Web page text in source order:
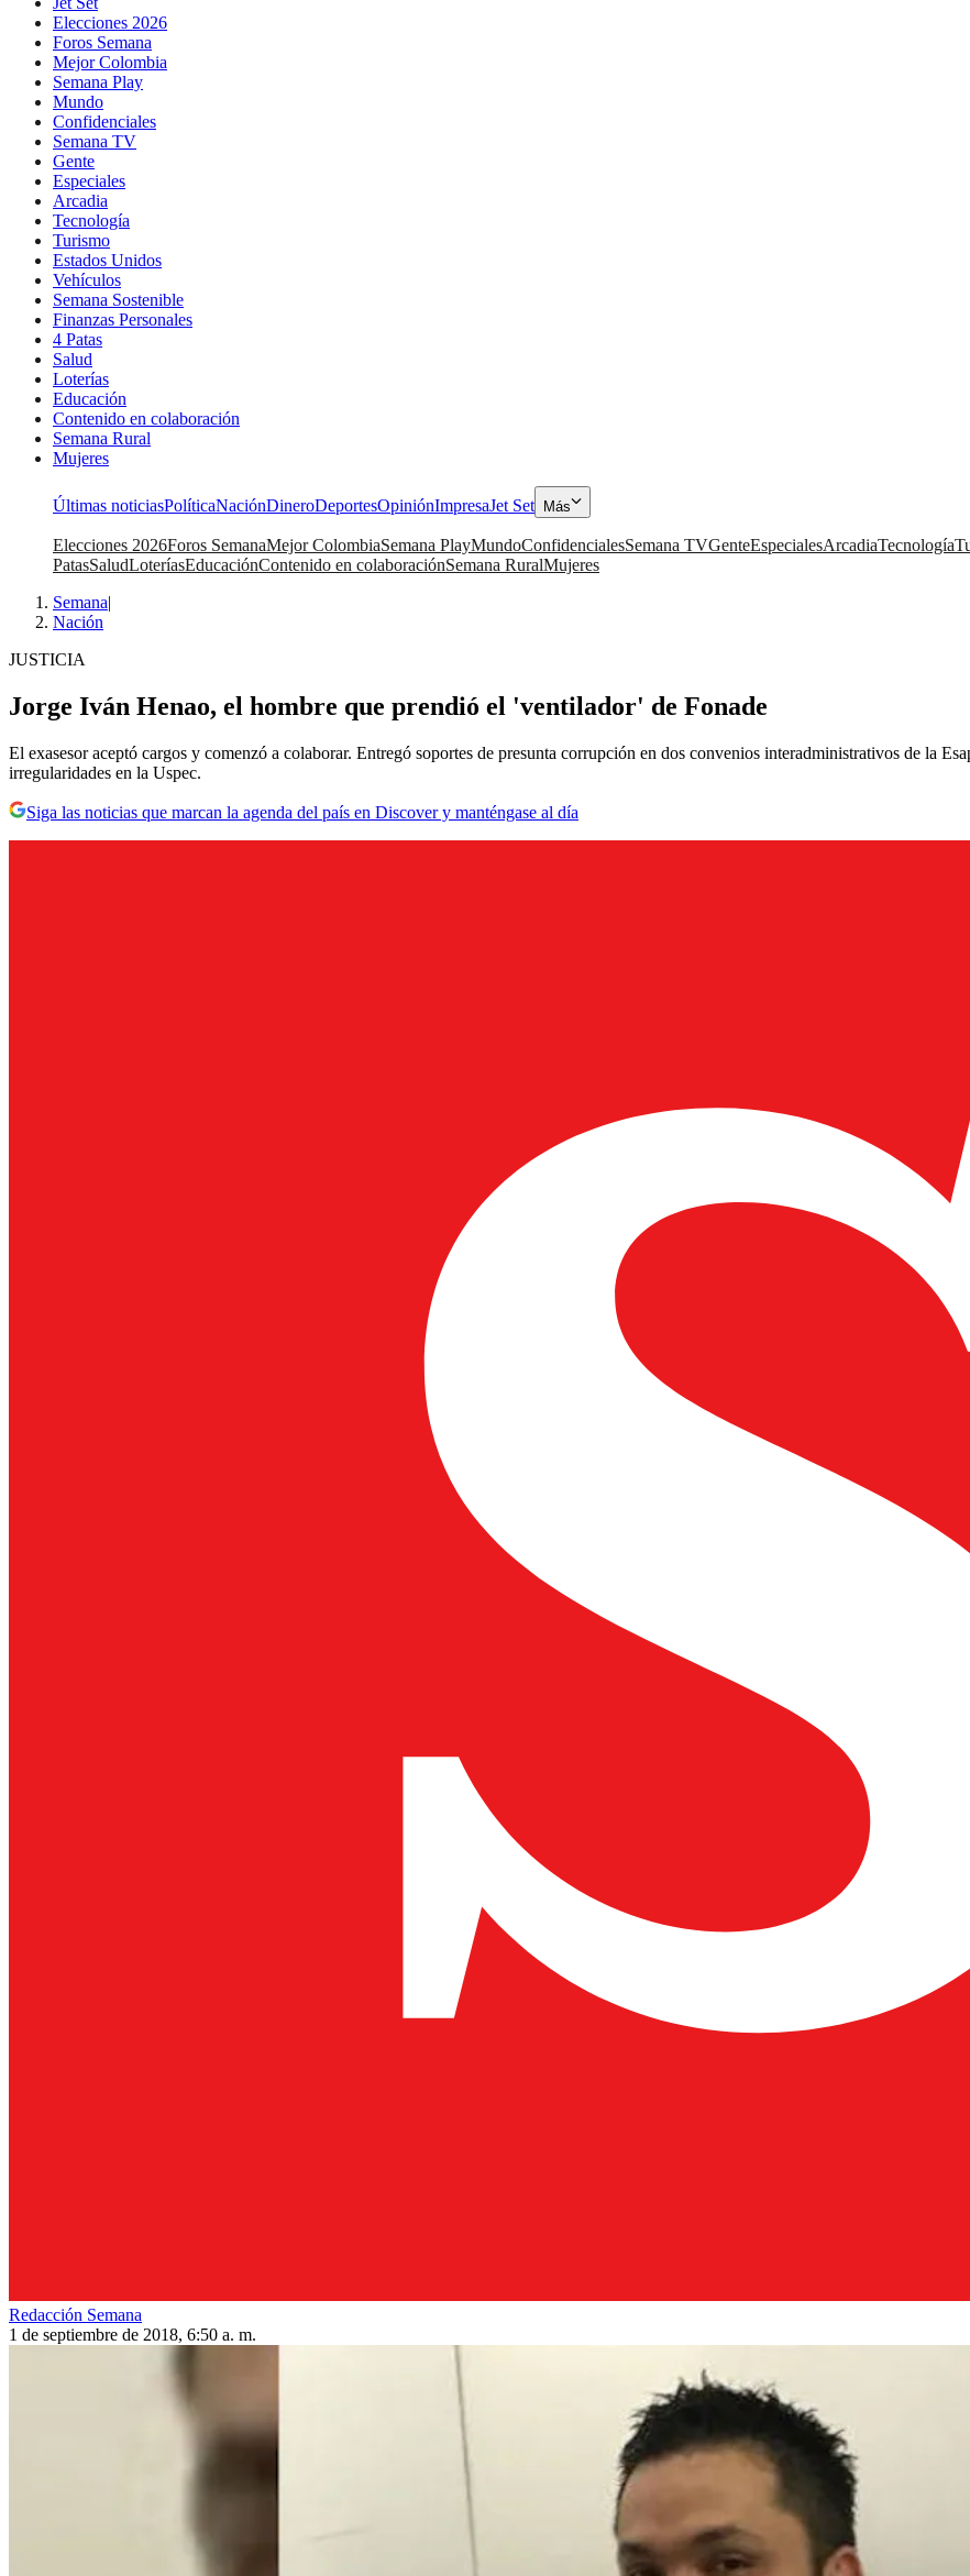
Elecciones 2026
Foros Semana
Mejor Colombia
Semana Play
Mundo
Confidenciales
Semana TV
Gente
Especiales
Arcadia
Tecnología
Turismo
Estados Unidos
Vehículos
Semana Sostenible
Finanzas Personales
4 Patas
Salud
Loterías
Educación
Contenido en colaboración
Semana Rural
Mujeres
Últimas noticiasPolíticaNaciónDineroDeportesOpiniónImpresaJet Set Más
Elecciones 2026Foros SemanaMejor ColombiaSemana PlayMundoConfidencialesSemana TVGenteEspecialesArcadiaTecnología
PatasSaludLoteríasEducaciónContenido en colaboraciónSemana RuralMujeres
Semana|
Nación
JUSTICIA
Jorge Iván Henao, el hombre que prendió el 'ventilador' de Fonade
El exasesor aceptó cargos y comenzó a colaborar. Entregó soportes de presunta corrupción en dos convenios interadministrativos de la
irregularidades en la Uspec.
Siga las noticias que marcan la agenda del país en Discover y manténgase al día
Redacción Semana
1 de septiembre de 2018, 6:50 a. m.